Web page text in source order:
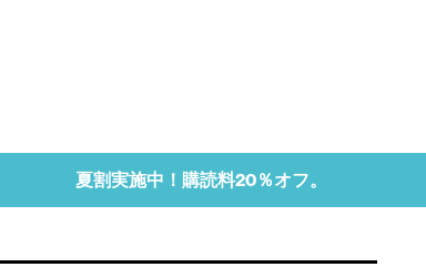
夏割実施中！購読料20％オフ。